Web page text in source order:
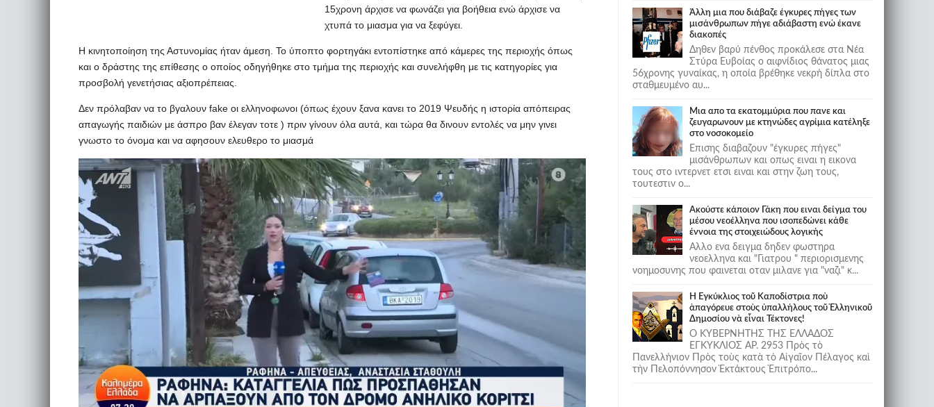
15χρονη άρχισε να φωνάζει για βοήθεια ενώ άρχισε να
χτυπά το μιασμα για να ξεφύγει.
Η κινητοποίηση της Αστυνομίας ήταν άμεση. Το ύποπτο φορτηγάκι εντοπίστηκε από κάμερες της περιοχής όπως
και ο δράστης της επίθεσης ο οποίος οδηγήθηκε στο τμήμα της περιοχής και συνελήφθη με τις κατηγορίες για
προσβολή γενετήσιας αξιοπρέπειας.
Δεν πρόλαβαν να το βγαλουν fake οι ελληνοφωνοι (όπως έχουν ξανα κανει το 2019 Ψευδής η ιστορία απόπειρας
απαγωγής παιδιών με άσπρο βαν έλεγαν τοτε ) πριν γίνουν όλα αυτά, και τώρα θα δινουν εντολές να μην γινει
γνωστο το όνομα και να αφησουν ελευθερο το μιασμά
Άλλη μια που διάβαζε έγκυρες πήγες των
μισάνθρωπων πήγε αδιάβαστη ενώ έκανε
διακοπές
Δηθεν βαρύ πένθος προκάλεσε στα Νέα
Στύρα Ευβοίας ο αιφνίδιος θάνατος μιας
56χρονης γυναίκας, η οποία βρέθηκε νεκρή δίπλα στο
σταθμευμένο αυ...
Μια απο τα εκατομμύρια που πανε και
ζευγαρωνουν με κτηνώδες αγρίμια κατέληξε
στο νοσοκομείο
Επισης διαβαζουν "έγκυρες πήγες"
μισάνθρωπων και οπως ειναι η εικονα
τους στο ιντερνετ ετσι ειναι και στην ζωη τους,
τουτεστιν ο...
Ακούστε κάποιον Γάκη που ειναι δείγμα του
μέσου νεοέλληνα που ισοπεδώνει κάθε
έννοια της στοιχειώδους λογικής
Αλλο ενα δειγμα δηδεν φωστηρα
νεοελληνα και "Γιατρου " περιορισμενης
νοημοσυνης που φαινεται οταν μιλανε για "ναζι" κ...
Ἡ Ἐγκύκλιος τοῦ Καποδίστρια ποὺ
ἀπαγόρευε στοὺς ὑπαλλήλους τοῦ Ἑλληνικοῦ
Δημοσίου νὰ εἶναι Τέκτονες!
Ο ΚΥΒΕΡΝΗΤΗΣ ΤΗΣ ΕΛΛΑΔΟΣ
ΕΓΚΥΚΛΙΟΣ ΑΡ. 2953 Πρὸς τὸ
Πανελλήνιον Πρὸς τοὺς κατὰ τὸ Αἰγαῖον Πέλαγος καὶ
τὴν Πελοπόννησον Ἐκτάκτους Ἐπιτρόπο...